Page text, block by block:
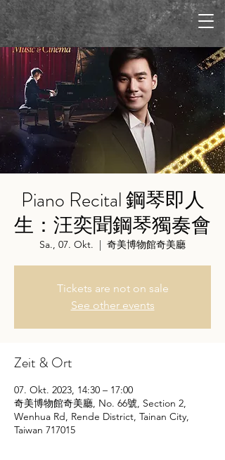
Piano Recital 鋼琴即人
生：汪奕聞鋼琴獨奏會
Sa., 07. Okt.
  |
奇美博物館奇美廳
Tickets are not on sale
See other events
Zeit & Ort
07. Okt. 2023, 14:30 – 17:00
奇美博物館奇美廳, No. 66號, Section 2,
Wenhua Rd, Rende District, Tainan City,
Taiwan 717015